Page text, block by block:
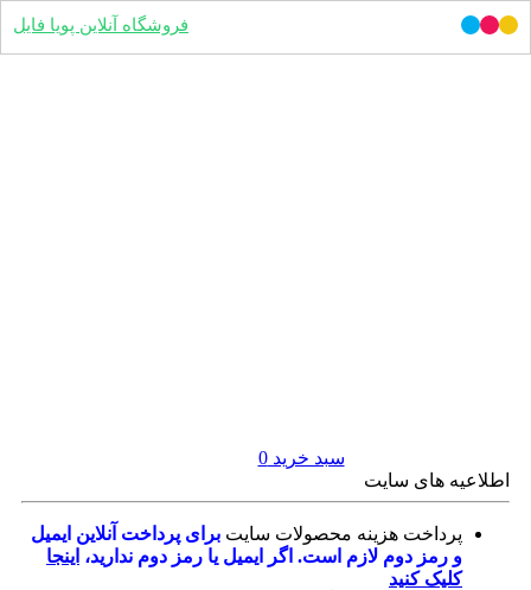
سبد خرید0
فروشگاه آنلاین پویا فایل
اطلاعیه های سایت
پرداخت هزینه محصولات سایت برای پرداخت آنلاین ایمیل
و رمز دوم لازم است. اگر ایمیل یا رمز دوم ندارید، اینجا
کلیک کنید